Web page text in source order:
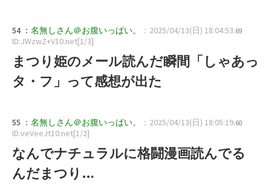
54 ： 名無しさん＠お腹いっぱい。 ：2025/04/13(日) 18:04:53.69
ID:JWzwZ+V10.net[1/3]
まつり姫のメール読んだ瞬間「しゃあっ
タ・フ」って感想が出た
55 ： 名無しさん＠お腹いっぱい。 ：2025/04/13(日) 18:05:19.60
ID:veVeeJt10.net[1/2]
なんでナチュラルに格闘漫画読んでる
んだまつり…